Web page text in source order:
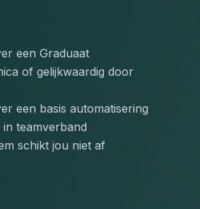
een Graduaat
of gelijkwaardig door
een basis automatisering
teamverband
schikt jou niet af